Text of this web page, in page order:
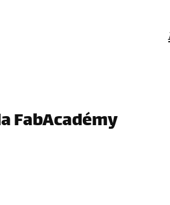
FabAcadémy